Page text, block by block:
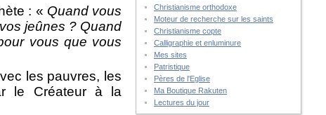
: « Quand vous
jeûnes ? Quand
vous que vous
les pauvres, les
le Créateur à la
Christianisme orthodoxe
Moteur de recherche sur les saints
Christianisme copte
Calligraphie et enluminure
Mes sites
Patristique
Pères de l'Eglise
Ma Boutique Rakuten
Lectures du jour